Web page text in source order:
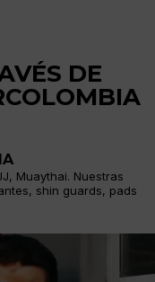
DE
Muaythai. Nuestras
shin guards, pads